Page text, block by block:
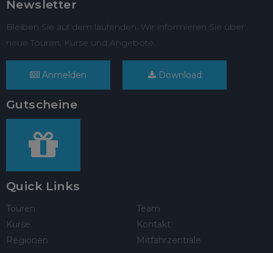
Newsletter
Bleiben Sie auf dem laufenden. Wir informieren Sie über
neue Touren, Kurse und Angebote.
Anmelden Download
Gutscheine
Quick Links
Touren
Kurse
Regionen
Team
Kontakt
Mitfahrzentrale